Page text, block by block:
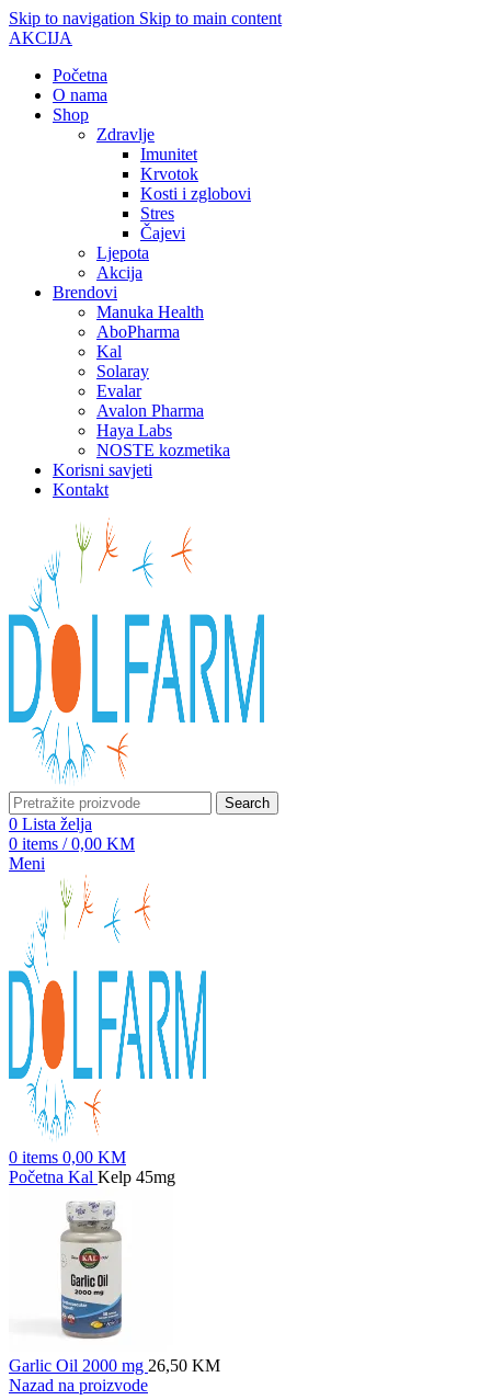
Skip to navigation Skip to main content
AKCIJA
Početna
O nama
Shop
Zdravlje
Imunitet
Krvotok
Kosti i zglobovi
Stres
Čajevi
Ljepota
Akcija
Brendovi
Manuka Health
AboPharma
Kal
Solaray
Evalar
Avalon Pharma
Haya Labs
NOSTE kozmetika
Korisni savjeti
Kontakt
Search
0 Lista želja
0 items / 0,00 KM
Meni
0 items 0,00 KM
Početna Kal Kelp 45mg
Garlic Oil 2000 mg 26,50 KM
Nazad na proizvode